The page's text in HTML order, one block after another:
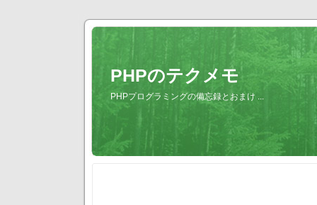
PHPのテクメモ
PHPプログラミングの備忘録とおまけ ...